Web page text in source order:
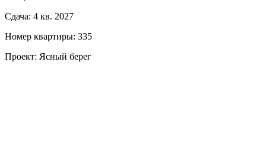
Сдача: 4 кв. 2027
Номер квартиры: 335
Проект: Ясный берег